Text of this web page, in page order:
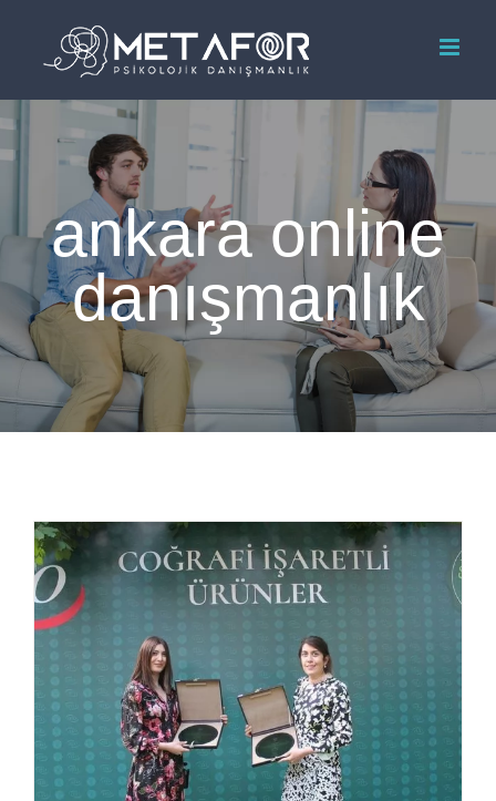
content
ankara online
danışmanlık